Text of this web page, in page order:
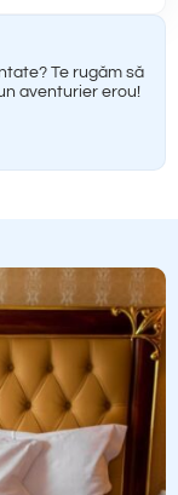
Te rugăm să
aventurier erou!